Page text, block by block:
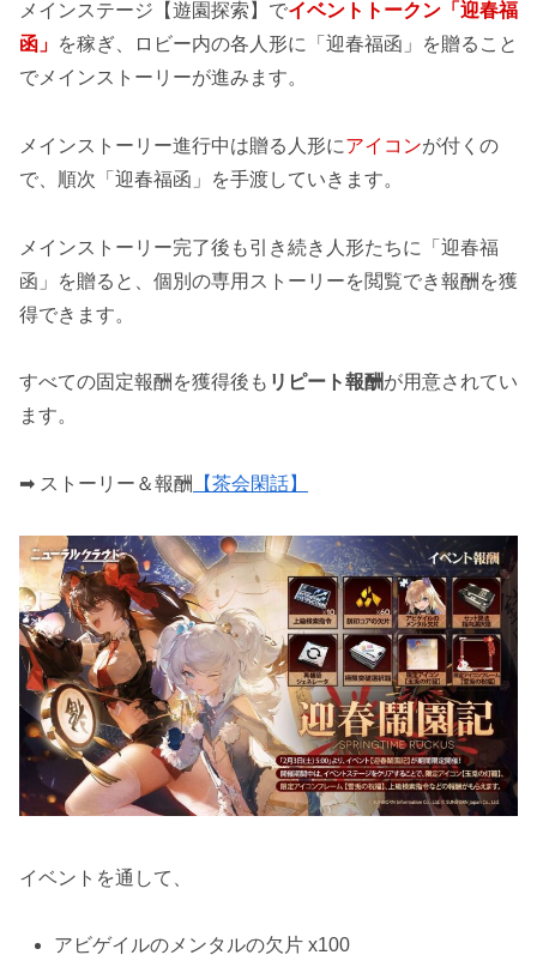
メインステージ【遊園探索】でイベントトークン「迎春福
函」 を稼ぎ、ロビー内の各人形に「迎春福函」を贈ること
でメインストーリーが進みます。
メインストーリー進行中は贈る人形にアイコンが付くの
で、順次「迎春福函」を手渡していきます。
メインストーリー完了後も引き続き人形たちに「迎春福
函」を贈ると、個別の専用ストーリーを閲覧でき報酬を獲
得できます。
すべての固定報酬を獲得後も リピート報酬が用意されてい
ます。
➡ ストーリー＆報酬 【茶会閑話】
イベントを通して、
アビゲイルのメンタルの欠片 x100